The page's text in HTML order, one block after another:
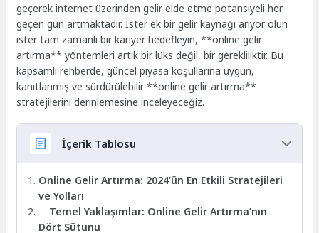
geçerek internet üzerinden gelir elde etme potansiyeli her
geçen gün artmaktadır. İster ek bir gelir kaynağı arıyor olun
ister tam zamanlı bir kariyer hedefleyin, **online gelir
artırma** yöntemleri artık bir lüks değil, bir gerekliliktir. Bu
kapsamlı rehberde, güncel piyasa koşullarına uygun,
kanıtlanmış ve sürdürülebilir **online gelir artırma**
stratejilerini derinlemesine inceleyeceğiz.
İçerik Tablosu
Online Gelir Artırma: 2024’ün En Etkili Stratejileri
ve Yolları
Temel Yaklaşımlar: Online Gelir Artırma’nın
Dört Sütunu